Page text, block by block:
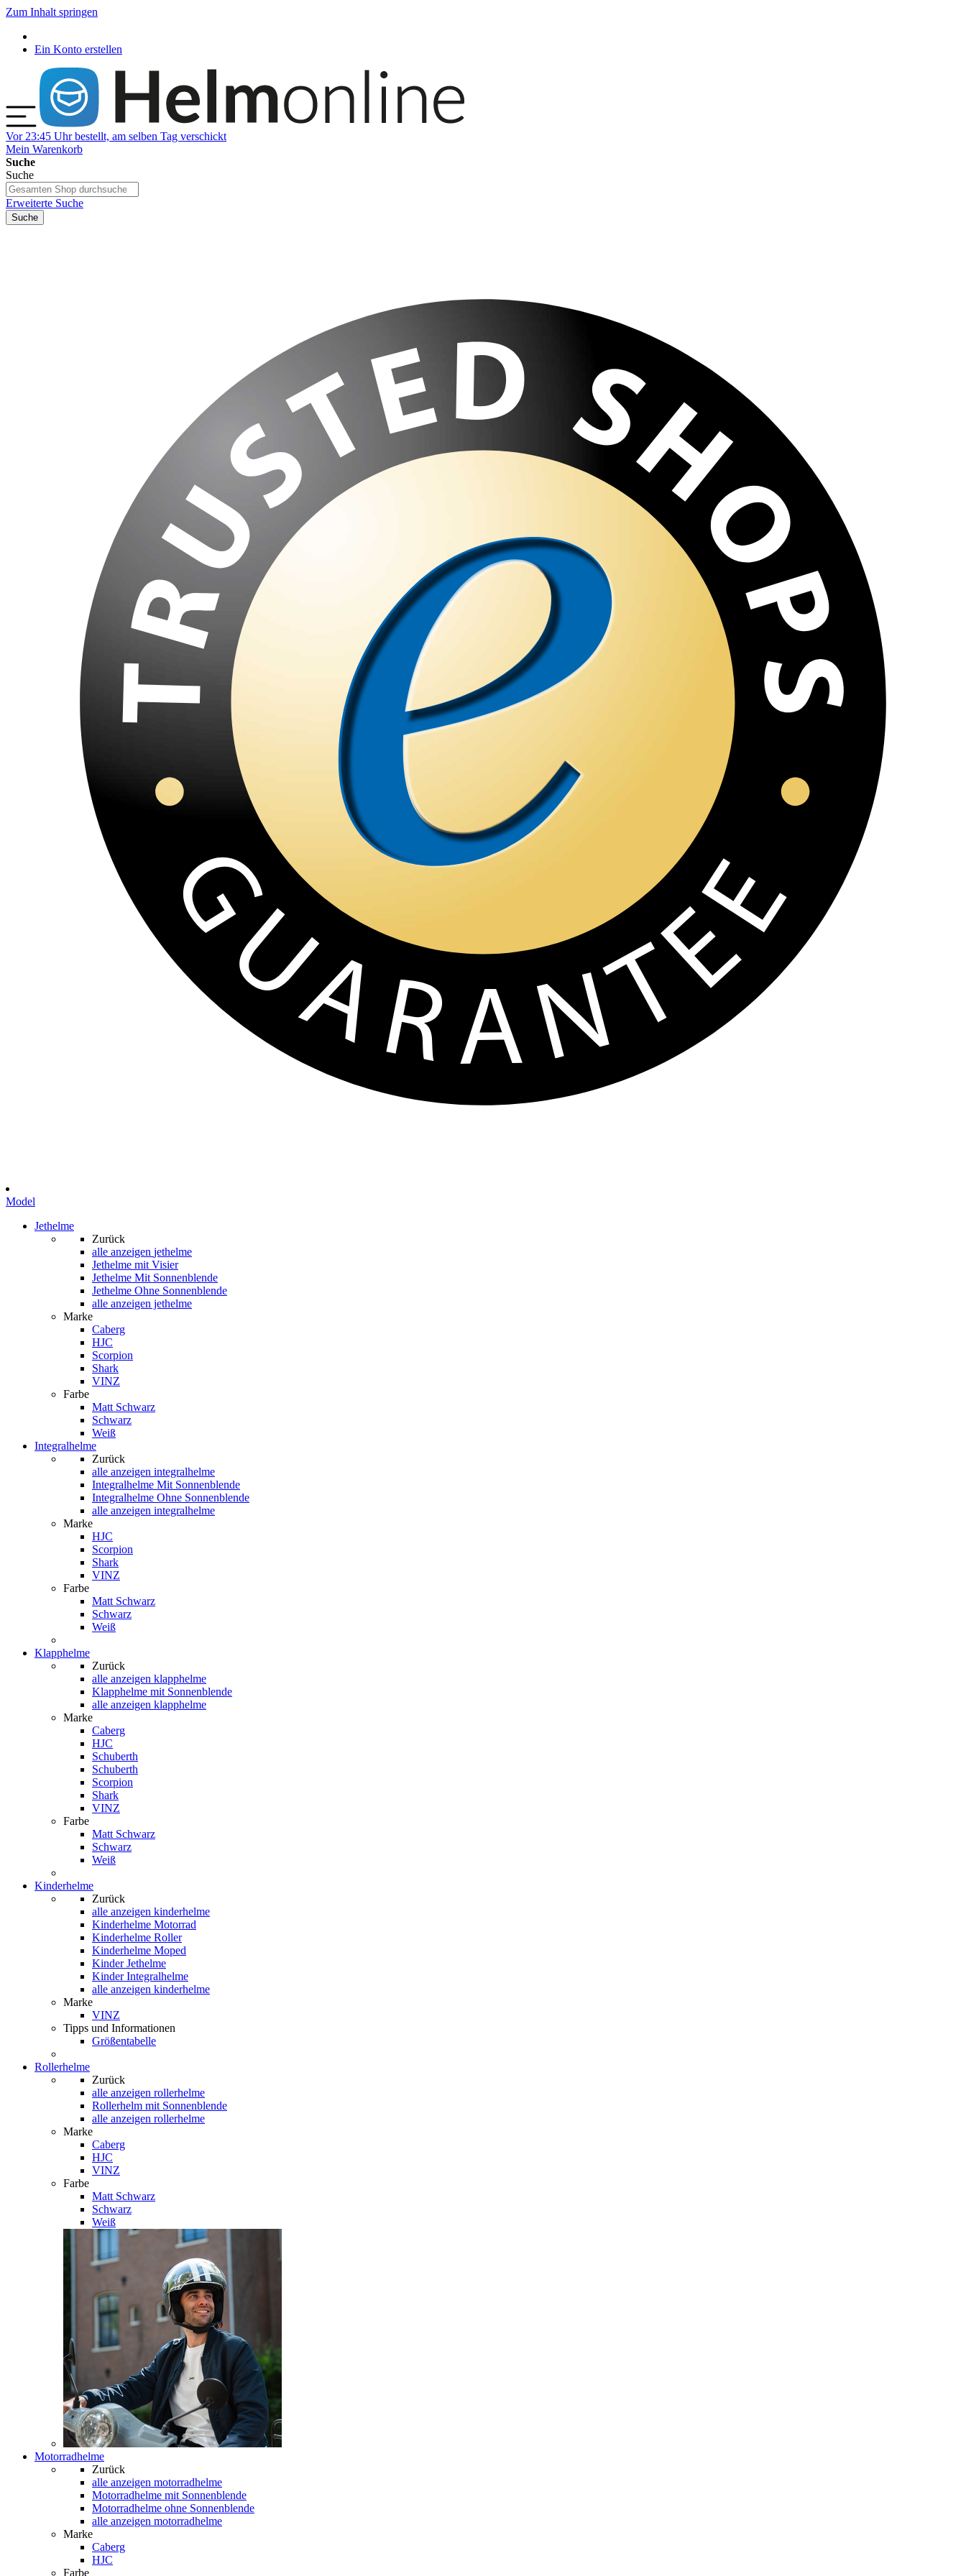
Zum Inhalt springen
Ein Konto erstellen
Vor 23:45 Uhr bestellt, am selben Tag verschickt
Mein Warenkorb
Suche
Suche
Erweiterte Suche
Suche
Model
Jethelme
Zurück
alle anzeigen jethelme
Jethelme mit Visier
Jethelme Mit Sonnenblende
Jethelme Ohne Sonnenblende
alle anzeigen jethelme
Marke
Caberg
HJC
Scorpion
Shark
VINZ
Farbe
Matt Schwarz
Schwarz
Weiß
Integralhelme
Zurück
alle anzeigen integralhelme
Integralhelme Mit Sonnenblende
Integralhelme Ohne Sonnenblende
alle anzeigen integralhelme
Marke
HJC
Scorpion
Shark
VINZ
Farbe
Matt Schwarz
Schwarz
Weiß
Klapphelme
Zurück
alle anzeigen klapphelme
Klapphelme mit Sonnenblende
alle anzeigen klapphelme
Marke
Caberg
HJC
Schuberth
Schuberth
Scorpion
Shark
VINZ
Farbe
Matt Schwarz
Schwarz
Weiß
Kinderhelme
Zurück
alle anzeigen kinderhelme
Kinderhelme Motorrad
Kinderhelme Roller
Kinderhelme Moped
Kinder Jethelme
Kinder Integralhelme
alle anzeigen kinderhelme
Marke
VINZ
Tipps und Informationen
Größentabelle
Rollerhelme
Zurück
alle anzeigen rollerhelme
Rollerhelm mit Sonnenblende
alle anzeigen rollerhelme
Marke
Caberg
HJC
VINZ
Farbe
Matt Schwarz
Schwarz
Weiß
Motorradhelme
Zurück
alle anzeigen motorradhelme
Motorradhelme mit Sonnenblende
Motorradhelme ohne Sonnenblende
alle anzeigen motorradhelme
Marke
Caberg
HJC
Farbe